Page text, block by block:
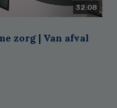
32:08
zorg | Van afval